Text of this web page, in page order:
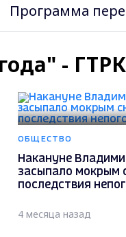
Программа
-
ОБЩЕСТВО
Накануне
засыпало мокрым
последствия
4 месяца назад